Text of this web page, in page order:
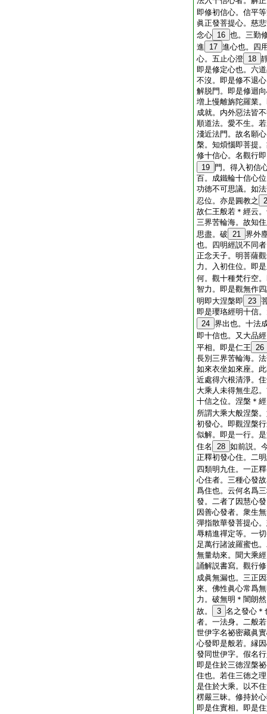
即修初信心。信平
眞正發菩提心。慈
念心 16 也。三勤
進
17 進心也。四
心。五止心澄 18
即是修定心也。六
不沒。即是修不退
解脱門。即是修迴
増上慢離旃陀羅業
成就。内外惡法皆
順道法。愛不生。
淺近法門。故名願
槃。知煩惱即菩提
修十信心。名觀行
19
門。得入初信
百。成鐵輪十信心
功徳不可思議。如
忍位。亦是圓教之
故仁王般若＊經云
三界苦輪海。故知
思盡。破 21 界外
也。四明經説不同
正念天子。明菩薩
力。入初住位。即
何。觀十種梵行空
智力。即是觀無作
明即大涅槃即 23
即是瓔珞經明十信
24 界出也。十法
即十信也。又大品
平相。即是仁王 26
長別三界苦輪海。
如來衣坐如來座。
近處得六根清淨。
大乘人未得無生忍
十信之位。涅槃＊
所謂大乘大般涅槃
初發心。即觀涅槃
似解。即是一行。
住名
28 如前説。
正釋初發心住。二
四類明九住。一正
心住者。三種心發
爲住也。云何名爲
發。二者了因慧心
因善心發者。衆生
彈指散華發菩提心
辱精進禪定等。一
足萬行諸波羅蜜也
無量劫來。聞大乘
誦解説書寫。觀行
成眞無漏也。三正
來。佛性眞心常爲
力。破無明＊闇朗
故。
3 名之發心＊
者。一法身。二般
世伊字名祕密藏眞
心發即是般若。縁
發同世伊字。假名
即是住於三徳涅槃
住也。若住三徳之
是住於大乘。以不
楞嚴三昧。修持於
即是住實相。即是